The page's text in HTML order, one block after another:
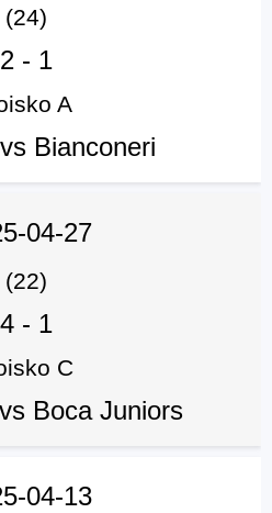
(24)
2 - 1
A
Bianconeri
04-27
(22)
4 - 1
C
Boca Juniors
04-13